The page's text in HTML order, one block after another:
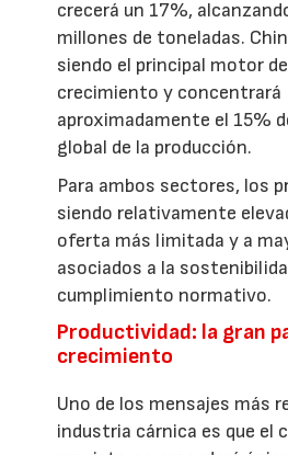
crecerá un 17%,
millones de toneladas.
siendo el principal motor
crecimiento y concentrará
aproximadamente el 15%
global de la producción.
Para ambos sectores, los
siendo relativamente
oferta más limitada y a
asociados a la
cumplimiento normativo.
Productividad: la gran
crecimiento
Uno de los mensajes más
industria cárnica es que el